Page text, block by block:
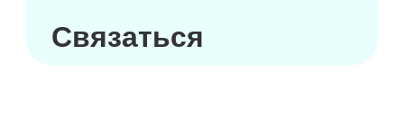
Связаться